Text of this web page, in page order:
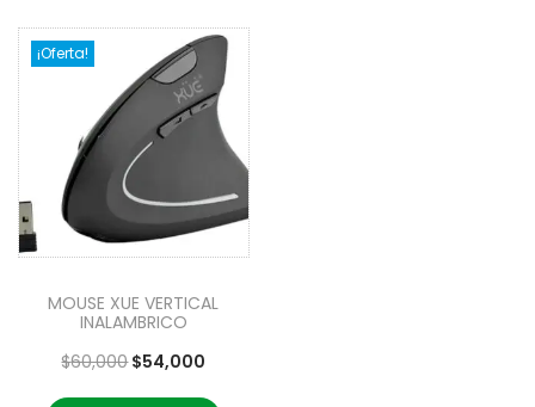
¡Oferta!
MOUSE XUE VERTICAL
INALAMBRICO
$60,000$54,000